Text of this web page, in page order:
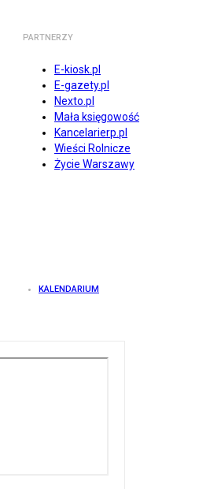
PARTNERZY
E-kiosk.pl
E-gazety.pl
Nexto.pl
Mała księgowość
Kancelarierp.pl
Wieści Rolnicze
Życie Warszawy
KALENDARIUM